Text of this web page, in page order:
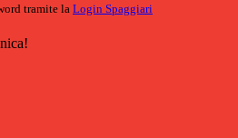
tramite la Login Spaggiari